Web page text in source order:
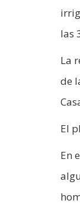
las
La
de
El
En